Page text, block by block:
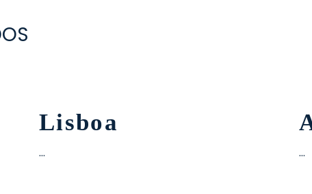
Lisboa
… …